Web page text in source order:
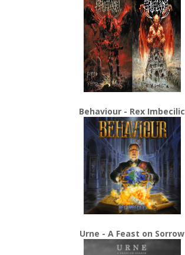
Behaviour - Rex Imbecilic
Urne - A Feast on Sorrow